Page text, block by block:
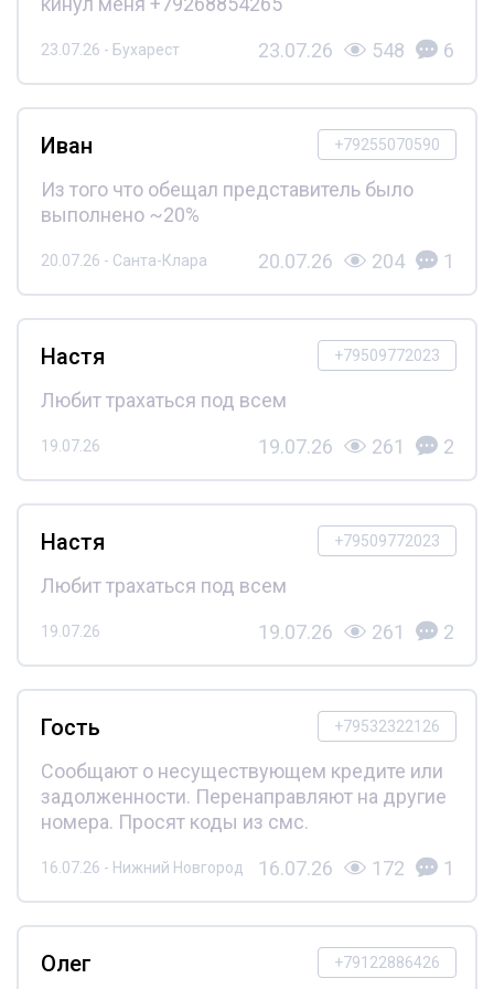
23.07.26 - Бухарест 23.07.26 548 6
+79255070590
Иван
Из того что обещал представитель было
выполнено ~20%
20.07.26 - Санта-Клара 20.07.26 204 1
+79509772023
Настя
Любит трахаться под всем
19.07.26 19.07.26 261 2
+79509772023
Настя
Любит трахаться под всем
19.07.26 19.07.26 261 2
+79532322126
Гость
Сообщают о несуществующем кредите или
задолженности. Перенаправляют на другие
номера. Просят коды из смс.
16.07.26 - Нижний Новгород 16.07.26 172 1
+79122886426
Олег